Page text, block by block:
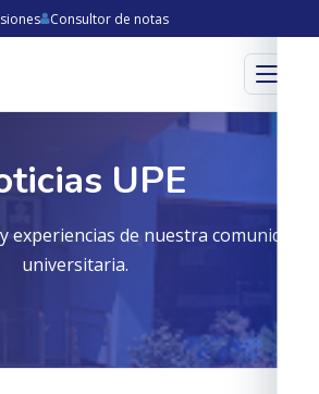
Consultor de notas
Menú
UPE
experiencias de nuestra comunidad
universitaria.